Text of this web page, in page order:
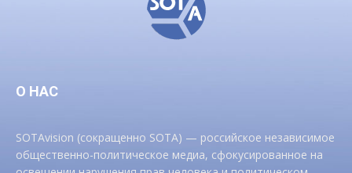
О НАС
SOTAvision (сокращенно SOTA) — российское независимое
общественно-политическое медиа, сфокусированное на